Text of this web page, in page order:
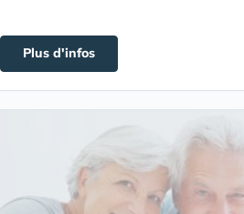
Plus d'infos